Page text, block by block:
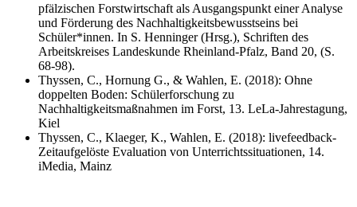
pfälzischen Forstwirtschaft als Ausgangspunkt einer Analyse
und Förderung des Nachhaltigkeitsbewusstseins bei
Schüler*innen. In S. Henninger (Hrsg.), Schriften des
Arbeitskreises Landeskunde Rheinland-Pfalz, Band 20, (S.
68-98).
Thyssen, C., Hornung G., & Wahlen, E. (2018): Ohne
doppelten Boden: Schülerforschung zu
Nachhaltigkeitsmaßnahmen im Forst, 13. LeLa-Jahrestagung,
Kiel
Thyssen, C., Klaeger, K., Wahlen, E. (2018): livefeedback-
Zeitaufgelöste Evaluation von Unterrichtssituationen, 14.
iMedia, Mainz